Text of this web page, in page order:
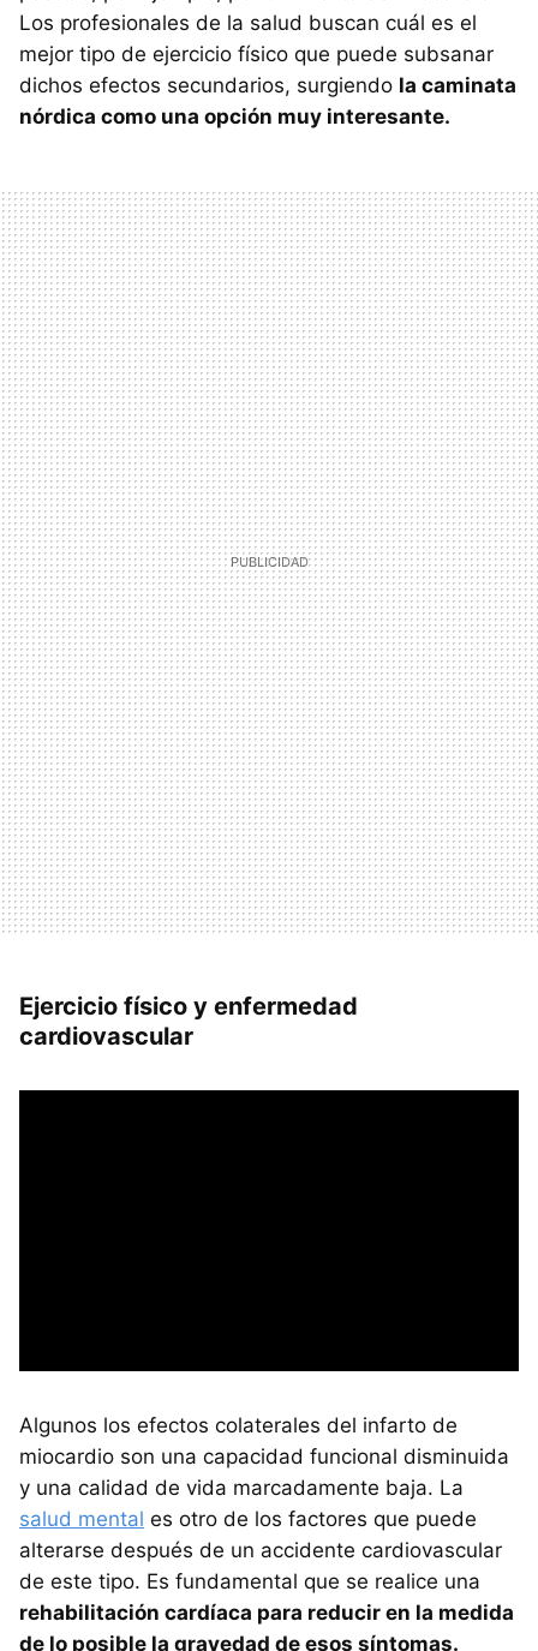
Los profesionales de la salud buscan cuál es el
mejor tipo de ejercicio físico que puede subsanar
dichos efectos secundarios, surgiendo la caminata
nórdica como una opción muy interesante.
Ejercicio físico y enfermedad
cardiovascular
Algunos los efectos colaterales del infarto de
miocardio son una capacidad funcional disminuida
y una calidad de vida marcadamente baja. La
salud mental es otro de los factores que puede
alterarse después de un accidente cardiovascular
de este tipo. Es fundamental que se realice una
rehabilitación cardíaca para reducir en la medida
de lo posible la gravedad de esos síntomas.